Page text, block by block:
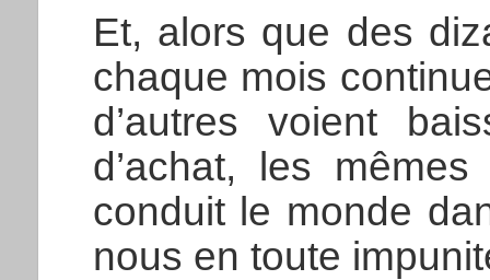
Et, alors que des
chaque mois
d’autres voient
d’achat, les
conduit le monde
nous en toute